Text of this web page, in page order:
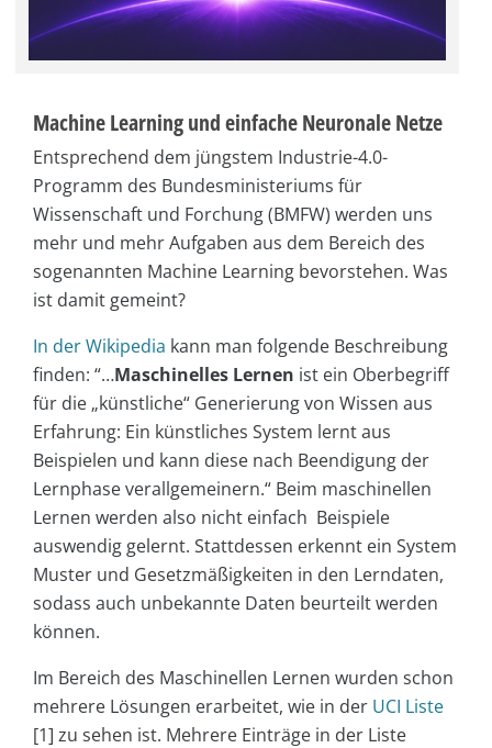
Machine Learning und einfache Neuronale Netze
Entsprechend dem jüngstem Industrie-4.0-
Programm des Bundesministeriums für
Wissenschaft und Forchung (BMFW) werden uns
mehr und mehr Aufgaben aus dem Bereich des
sogenannten Machine Learning bevorstehen. Was
ist damit gemeint?
In der Wikipedia kann man folgende Beschreibung
finden: “…Maschinelles Lernen ist ein Oberbegriff
für die „künstliche“ Generierung von Wissen aus
Erfahrung: Ein künstliches System lernt aus
Beispielen und kann diese nach Beendigung der
Lernphase verallgemeinern.“ Beim maschinellen
Lernen werden also nicht einfach Beispiele
auswendig gelernt. Stattdessen erkennt ein System
Muster und Gesetzmäßigkeiten in den Lerndaten,
sodass auch unbekannte Daten beurteilt werden
können.
Im Bereich des Maschinellen Lernen wurden schon
mehrere Lösungen erarbeitet, wie in der UCI Liste
[1] zu sehen ist. Mehrere Einträge in der Liste